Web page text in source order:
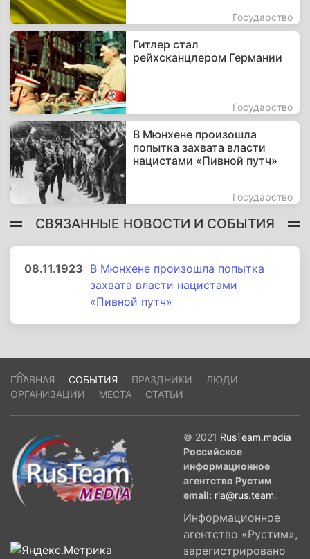
Государство
Гитлер стал
рейхсканцлером Германии
Государство
В Мюнхене произошла
попытка захвата власти
нацистами «Пивной путч»
Государство
СВЯЗАННЫЕ НОВОСТИ И СОБЫТИЯ
08.11.1923 В Мюнхене произошла попытка
захвата власти нацистами
«Пивной путч»
ГЛАВНАЯ СОБЫТИЯ ПРАЗДНИКИ
ЛЮДИ
ОРГАНИЗАЦИИ
МЕСТА СТАТЬИ
© 2021 RusTeam.media
Российское
информационное
агентство Рустим
email: ria@rus.team.
Информационное
агентство «Рустим»,
зарегистрировано